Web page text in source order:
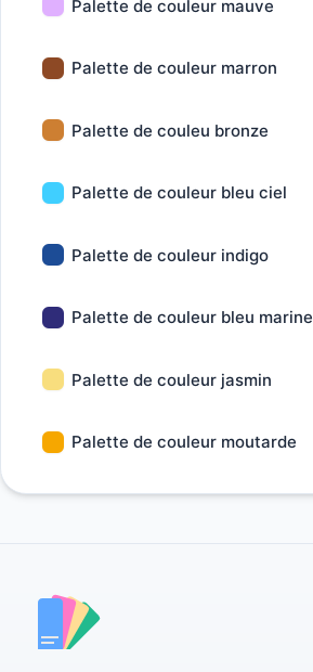
Palette de couleur mauve
Palette de couleur marron
Palette de couleu bronze
Palette de couleur bleu ciel
Palette de couleur indigo
Palette de couleur bleu marine
Palette de couleur jasmin
Palette de couleur moutarde